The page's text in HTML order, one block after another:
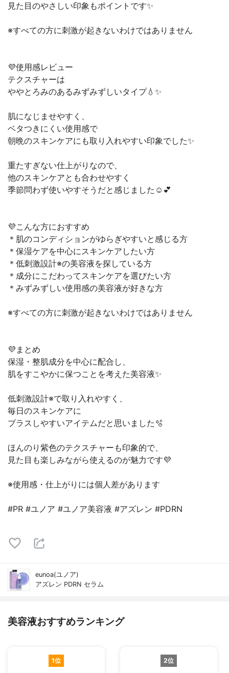
見た目のやさしい印象もポイントです✨
※すべての方に刺激が起きないわけではありません
💜使用感レビュー
テクスチャーは
ややとろみのあるみずみずしいタイプ💧✨
肌になじませやすく、
ベタつきにくい使用感で
朝晩のスキンケアにも取り入れやすい印象でした✨
重たすぎない仕上がりなので、
他のスキンケアとも合わせやすく
季節問わず使いやすそうだと感じました☺️💕
💜こんな方におすすめ
＊肌のコンディションがゆらぎやすいと感じる方
＊保湿ケアを中心にスキンケアしたい方
＊低刺激設計※の美容液を探している方
＊成分にこだわってスキンケアを選びたい方
＊みずみずしい使用感の美容液が好きな方
※すべての方に刺激が起きないわけではありません
💜まとめ
保湿・整肌成分を中心に配合し、
肌をすこやかに保つことを考えた美容液✨
低刺激設計※で取り入れやすく、
毎日のスキンケアに
プラスしやすいアイテムだと思いました🫧
ほんのり紫色のテクスチャーも印象的で、
見た目も楽しみながら使えるのが魅力です💜
※使用感・仕上がりには個人差があります
#PR #ユノア #ユノア美容液 #アズレン #PDRN
eunoa(ユノア)
アズレン PDRN セラム
美容液おすすめランキング
1位 2位